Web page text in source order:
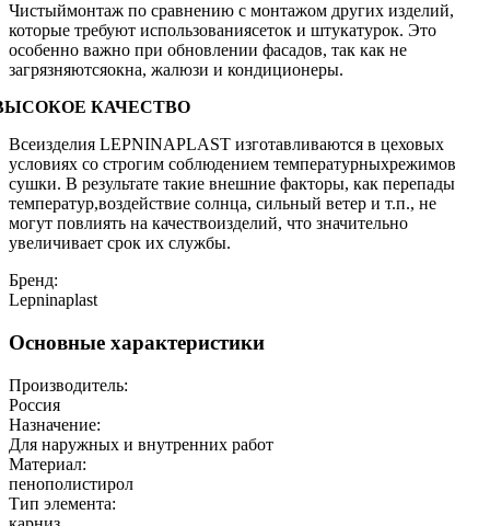
Чистыймонтаж по сравнению с монтажом других изделий,
которые требуют использованиясеток и штукатурок. Это
особенно важно при обновлении фасадов, так как не
загрязняютсяокна, жалюзи и кондиционеры.
КАЧЕСТВО
Всеизделия LEPNINAPLAST изготавливаются в цеховых
условиях со строгим соблюдением температурныхрежимов
сушки. В результате такие внешние факторы, как перепады
температур,воздействие солнца, сильный ветер и т.п., не
могут повлиять на качествоизделий, что значительно
увеличивает срок их службы.
Бренд:
Lepninaplast
Основные характеристики
Производитель:
Россия
Назначение:
Для наружных и внутренних работ
Материал:
пенополистирол
Тип элемента: